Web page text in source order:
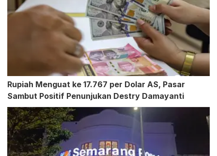
Rupiah Menguat ke 17.767 per Dolar AS, Pasar
Sambut Positif Penunjukan Destry Damayanti